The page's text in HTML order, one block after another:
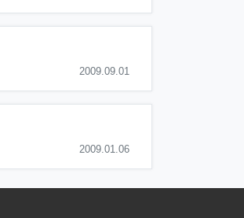
2009.09.01
2009.01.06